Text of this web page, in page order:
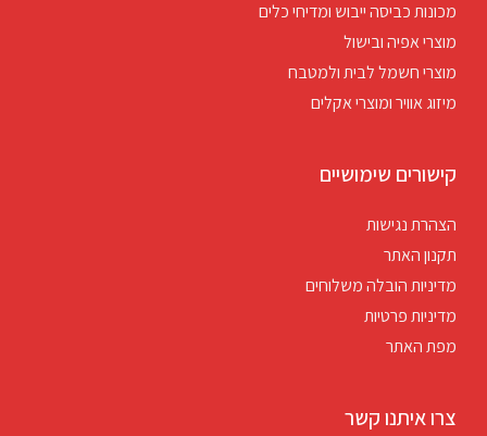
מכונות כביסה ייבוש ומדיחי כלים
מוצרי אפיה ובישול
מוצרי חשמל לבית ולמטבח
מיזוג אוויר ומוצרי אקלים
קישורים שימושיים
הצהרת נגישות
תקנון האתר
מדיניות הובלה משלוחים
מדיניות פרטיות
מפת האתר
צרו איתנו קשר